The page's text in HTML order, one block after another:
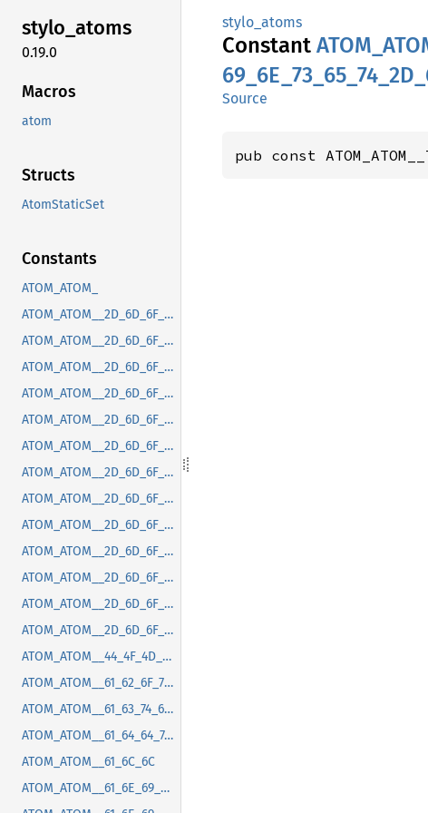
stylo_atoms
0.19.0
Macros
atom
Structs
AtomStaticSet
Constants
ATOM_ATOM_
ATOM_ATOM__2D_6D_6F_7A_2D_63_6F_6E_74_65_6E_74_2D_70_72_65_66_65_72_72_65_64_2D_63_6F_6C_6F_72_2D_73_63_68_65_6D_65
ATOM_ATOM__2D_6D_6F_7A_2D_64_65_76_69_63_65_2D_70_69_78_65_6C_2D_72_61_74_69_6F
ATOM_ATOM__2D_6D_6F_7A_2D_66_69_78_65_64_2D_70_6F_73_2D_63_6F_6E_74_61_69_6E_69_6E_67_2D_62_6C_6F_63_6B
ATOM_ATOM__2D_6D_6F_7A_2D_67_74_6B_2D_63_73_64_2D_63_6C_6F_73_65_2D_62_75_74_74_6F_6E_2D_70_6F_73_69_74_69_6F_6E
ATOM_ATOM__2D_6D_6F_7A_2D_67_74_6B_2D_63_73_64_2D_6D_61_78_69_6D_69_7A_65_2D_62_75_74_74_6F_6E_2D_70_6F_73_69_74_69_6F_6E
ATOM_ATOM__2D_6D_6F_7A_2D_67_74_6B_2D_63_73_64_2D_6D_65_6E_75_2D_72_61_64_69_75_73
ATOM_ATOM__2D_6D_6F_7A_2D_67_74_6B_2D_63_73_64_2D_6D_69_6E_69_6D_69_7A_65_2D_62_75_74_74_6F_6E_2D_70_6F_73_69_74_69_6F_6E
ATOM_ATOM__2D_6D_6F_7A_2D_67_74_6B_2D_63_73_64_2D_74_69_74_6C_65_62_61_72_2D_62_75_74_74_6F_6E_2D_73_70_61_63_69_6E_67
ATOM_ATOM__2D_6D_6F_7A_2D_67_74_6B_2D_63_73_64_2D_74_69_74_6C_65_62_61_72_2D_72_61_64_69_75_73
ATOM_ATOM__2D_6D_6F_7A_2D_67_74_6B_2D_63_73_64_2D_74_6F_6F_6C_74_69_70_2D_72_61_64_69_75_73
ATOM_ATOM__2D_6D_6F_7A_2D_67_74_6B_2D_6D_65_6E_75_2D_72_61_64_69_75_73
ATOM_ATOM__2D_6D_6F_7A_2D_6D_61_63_2D_74_69_74_6C_65_62_61_72_2D_68_65_69_67_68_74
ATOM_ATOM__2D_6D_6F_7A_2D_6F_76_65_72_6C_61_79_2D_73_63_72_6F_6C_6C_62_61_72_2D_66_61_64_65_2D_64_75_72_61_74_69_6F_6E
ATOM_ATOM__44_4F_4D_43_6F_6E_74_65_6E_74_4C_6F_61_64_65_64
ATOM_ATOM__61_62_6F_72_74
ATOM_ATOM__61_63_74_69_76_61_74_65
ATOM_ATOM__61_64_64_74_72_61_63_6B
ATOM_ATOM__61_6C_6C
ATOM_ATOM__61_6E_69_6D_61_74_69_6F_6E_63_61_6E_63_65_6C
stylo_atoms
Constant ATOM_
69_ 6E_ 73_ 65_ 74_ 2D_
Source
pub const